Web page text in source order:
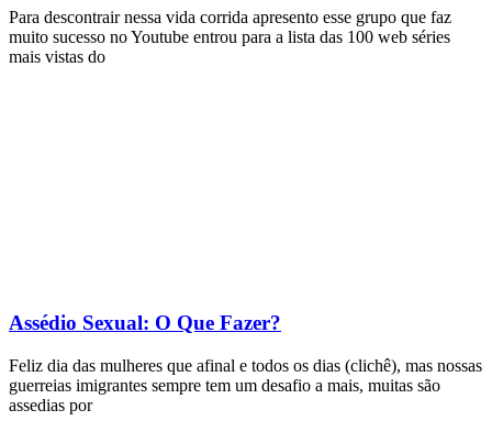
Para descontrair nessa vida corrida apresento esse grupo que faz
muito sucesso no Youtube entrou para a lista das 100 web séries
mais vistas do
Assédio Sexual: O Que Fazer?
Feliz dia das mulheres que afinal e todos os dias (clichê), mas nossas
guerreias imigrantes sempre tem um desafio a mais, muitas são
assedias por